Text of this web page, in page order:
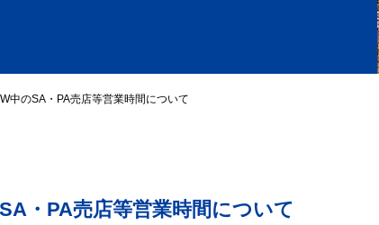
中のSA・PA売店等営業時間について
・PA売店等営業時間について